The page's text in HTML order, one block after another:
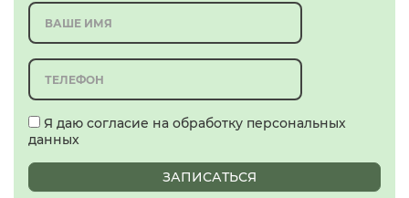
Я даю согласие на обработку персональных
данных
ЗАПИСАТЬСЯ